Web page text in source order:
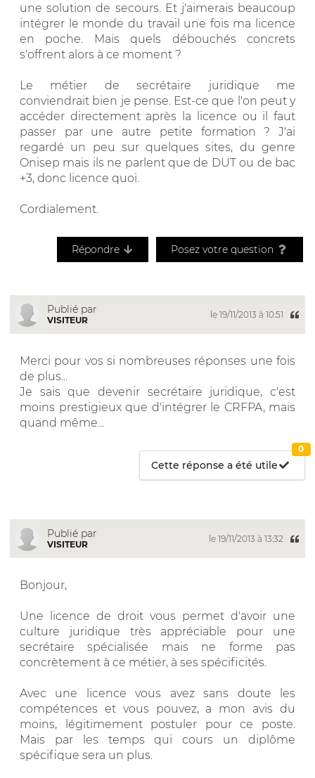
une solution de secours. Et j'aimerais beaucoup
intégrer le monde du travail une fois ma licence
en poche. Mais quels débouchés concrets
s'offrent alors à ce moment ?
Le métier de secrétaire juridique me
conviendrait bien je pense. Est-ce que l'on peut y
accéder directement après la licence ou il faut
passer par une autre petite formation ? J'ai
regardé un peu sur quelques sites, du genre
Onisep mais ils ne parlent que de DUT ou de bac
+3, donc licence quoi.
Cordialement.
Répondre Posez votre question
Publié par
VISITEUR
le 19/11/2013 à 10:51
Merci pour vos si nombreuses réponses une fois
de plus...
Je sais que devenir secrétaire juridique, c'est
moins prestigieux que d'intégrer le CRFPA, mais
quand même...
Cette réponse a été utile
0
Publié par
VISITEUR
le 19/11/2013 à 13:32
Bonjour,
Une licence de droit vous permet d'avoir une
culture juridique très appréciable pour une
secrétaire spécialisée mais ne forme pas
concrètement à ce métier, à ses spécificités.
Avec une licence vous avez sans doute les
compétences et vous pouvez, a mon avis du
moins, légitimement postuler pour ce poste.
Mais par les temps qui cours un diplôme
spécifique sera un plus.